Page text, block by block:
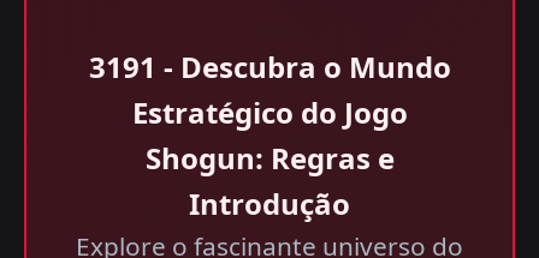
3191 - Descubra o Mundo
Estratégico do Jogo
Shogun: Regras e
Introdução
Explore o fascinante universo do